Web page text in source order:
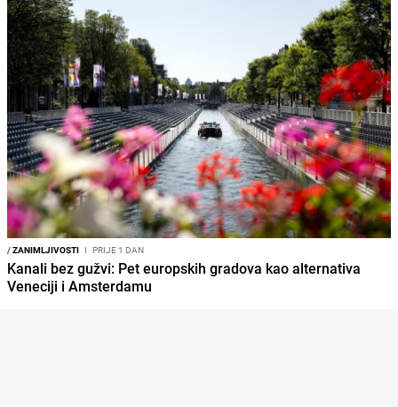
/ZANIMLJIVOSTI I PRIJE 1 DAN
Kanali bez gužvi: Pet europskih gradova kao alternativa
Veneciji i Amsterdamu